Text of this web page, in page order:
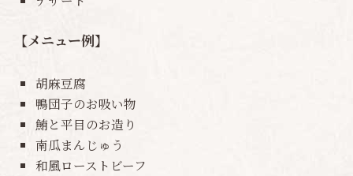
【メニュー例】
胡麻豆腐
鴨団子のお吸い物
鮪と平目のお造り
南瓜まんじゅう
和風ローストビーフ